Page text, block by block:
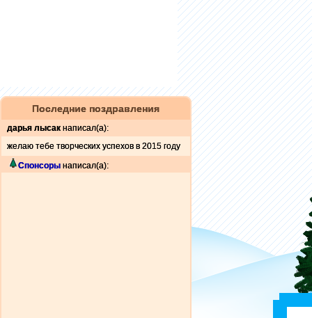
Последние поздравления
дарья лысак написал(а):
желаю тебе творческих успехов в 2015 году
Спонсоры написал(а):